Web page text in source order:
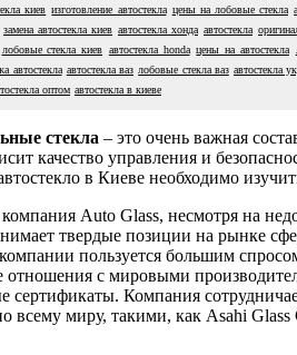
киев изготовление автостекла цены на лобовые стекла
замена автостекла киев автостекла хонда автостекла
лобовые стекла киев автостекла honda цены на автостекла
автостекла автостекла ваз лобовые стекла ваз автостекла
оптом автостекла в киеве
стекла – это очень важная
качество управления и
в Киеве необходимо
Auto Glass, несмотря на
твердые позиции на рынке
пользуется большим
с мировыми
сертификаты. Компания
всему миру, такими, как Asahi